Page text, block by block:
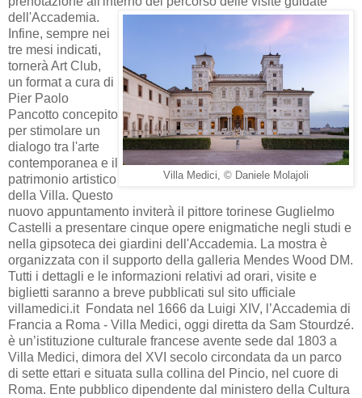
dell'Accademia.
Villa Medici, © Daniele Molajoli
Infine, sempre nei
tre mesi indicati,
tornerà Art Club,
un format a cura di
Pier Paolo
Pancotto concepito
per stimolare un
dialogo tra l'arte
contemporanea e il
patrimonio artistico
della Villa. Questo
nuovo appuntamento inviterà il pittore torinese Guglielmo
Castelli a presentare cinque opere enigmatiche negli studi e
nella gipsoteca dei giardini dell'Accademia. La mostra è
organizzata con il supporto della galleria Mendes Wood DM.
Tutti i dettagli e le informazioni relativi ad orari, visite e
biglietti saranno a breve pubblicati sul sito ufficiale
villamedici.it Fondata nel 1666 da Luigi XIV, l’Accademia di
Francia a Roma - Villa Medici, oggi diretta da Sam Stourdzé.
è un’istituzione culturale francese avente sede dal 1803 a
Villa Medici, dimora del XVI secolo circondata da un parco
di sette ettari e situata sulla collina del Pincio, nel cuore di
Roma. Ente pubblico dipendente dal ministero della Cultura